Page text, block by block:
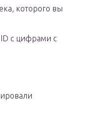
которого вы
с цифрами с